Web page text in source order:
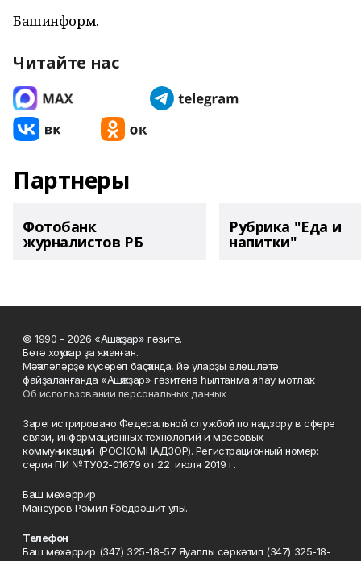
Башинформ.
Читайте нас
Партнеры
Фотобанк
журналистов РБ
Рубрика "Еда и
напитки"
© 1990 - 2026 «Ашҡаҙар» гәзите.
Бөтә хоҡуҡтар ҙа яҡланған.
Мәҡәләләрҙе күсереп баҫҡанда, йә уларҙы өлөшләтә
файҙаланғанда «Ашҡаҙар» гәзитенә һылтанма яһау мотлаҡ.
Об использовании персональных данных
Зарегистрировано Федеральной службой по надзору в сфере
связи, информационных технологий и массовых
коммуникаций (РОСКОМНАДЗОР). Регистрационный номер:
серия ПИ №ТУ02-01679 от 22 июля 2019 г.
Баш мөхәррир
Мансуров Рәмил Ғәбдрәшит улы.
Телефон
Баш мөхәррир (347) 325-18-57 Яуаплы сәркәтип (347) 325-18-